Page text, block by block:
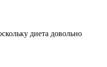
диета довольно